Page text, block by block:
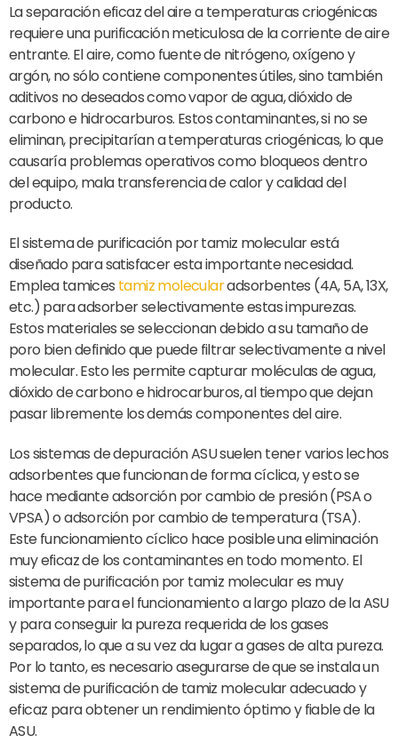
La separación eficaz del aire a temperaturas criogénicas
requiere una purificación meticulosa de la corriente de aire
entrante. El aire, como fuente de nitrógeno, oxígeno y
argón, no sólo contiene componentes útiles, sino también
aditivos no deseados como vapor de agua, dióxido de
carbono e hidrocarburos. Estos contaminantes, si no se
eliminan, precipitarían a temperaturas criogénicas, lo que
causaría problemas operativos como bloqueos dentro
del equipo, mala transferencia de calor y calidad del
producto.
El sistema de purificación por tamiz molecular está
diseñado para satisfacer esta importante necesidad.
Emplea tamices tamiz molecularadsorbentes (4A, 5A, 13X,
etc.) para adsorber selectivamente estas impurezas.
Estos materiales se seleccionan debido a su tamaño de
poro bien definido que puede filtrar selectivamente a nivel
molecular. Esto les permite capturar moléculas de agua,
dióxido de carbono e hidrocarburos, al tiempo que dejan
pasar libremente los demás componentes del aire.
Los sistemas de depuración ASU suelen tener varios lechos
adsorbentes que funcionan de forma cíclica, y esto se
hace mediante adsorción por cambio de presión (PSA o
VPSA) o adsorción por cambio de temperatura (TSA).
Este funcionamiento cíclico hace posible una eliminación
muy eficaz de los contaminantes en todo momento. El
sistema de purificación por tamiz molecular es muy
importante para el funcionamiento a largo plazo de la ASU
y para conseguir la pureza requerida de los gases
separados, lo que a su vez da lugar a gases de alta pureza.
Por lo tanto, es necesario asegurarse de que se instala un
sistema de purificación de tamiz molecular adecuado y
eficaz para obtener un rendimiento óptimo y fiable de la
ASU.